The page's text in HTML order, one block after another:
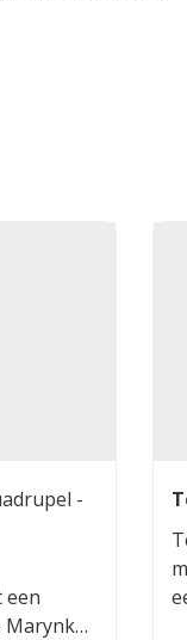
-
een
Marynka